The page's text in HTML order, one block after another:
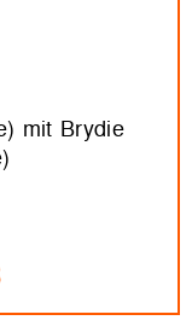
mit Brydie